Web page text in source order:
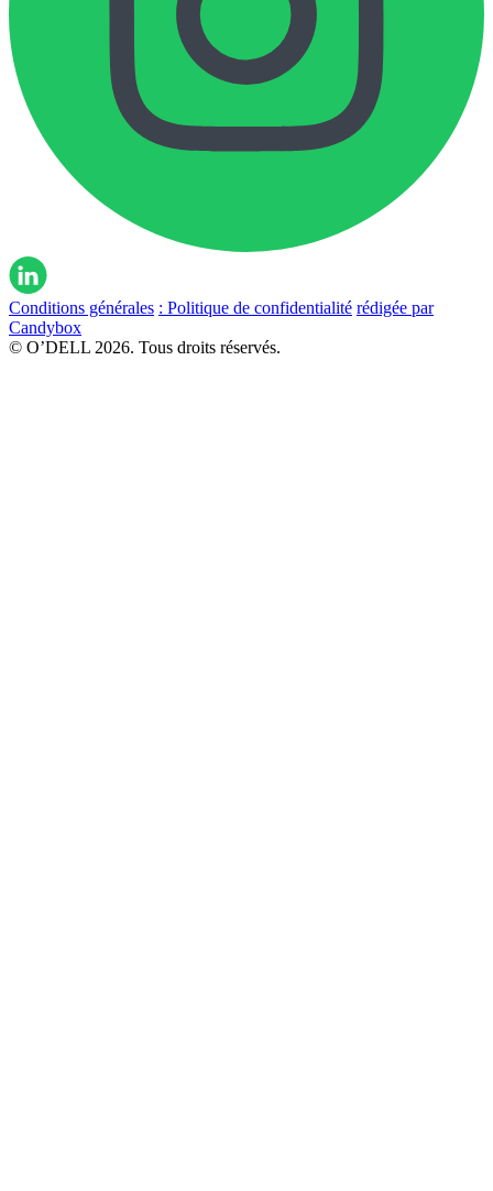
Conditions générales : Politique de confidentialité rédigée par
Candybox
© O’DELL 2026. Tous droits réservés.